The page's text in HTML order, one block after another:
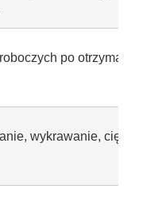
po
wykrawanie, cięcie